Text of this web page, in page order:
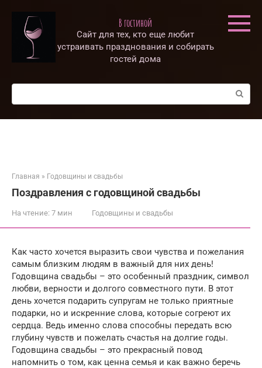
контенту
В гостиной
Сайт для тех, кто еще любит
устраивать празднования и собирать
гостей дома
Поиск:
Главная » Годовщины и свадьбы
Поздравления с годовщиной свадьбы
На чтение: 7 мин Годовщины и свадьбы
Как часто хочется выразить свои чувства и пожелания
самым близким людям в важный для них день!
Годовщина свадьбы – это особенный праздник, символ
любви, верности и долгого совместного пути. В этот
день хочется подарить супругам не только приятные
подарки, но и искренние слова, которые согреют их
сердца. Ведь именно слова способны передать всю
глубину чувств и пожелать счастья на долгие годы.
Годовщина свадьбы – это прекрасный повод
напомнить о том, как ценна семья и как важно беречь